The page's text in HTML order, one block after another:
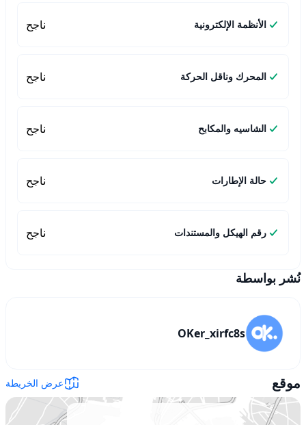
الأنظمة الإلكترونية ناجح
المحرك وناقل الحركة ناجح
الشاسيه والمكابح ناجح
حالة الإطارات ناجح
رقم الهيكل والمستندات ناجح
نُشر بواسطة
OKer_xirfc8s
موقع عرض الخريطة